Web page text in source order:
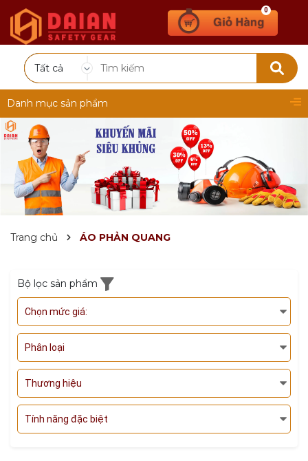
Tất cả
0
Danh mục sản phẩm
Trang chủ ÁO PHẢN QUANG
Bộ lọc sản phẩm
Chọn mức giá:
Phân loại
Thương hiệu
Tính năng đặc biệt